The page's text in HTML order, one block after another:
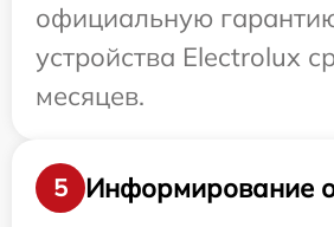
официальную
устройства Electrolux
месяцев.
5
Информирование о